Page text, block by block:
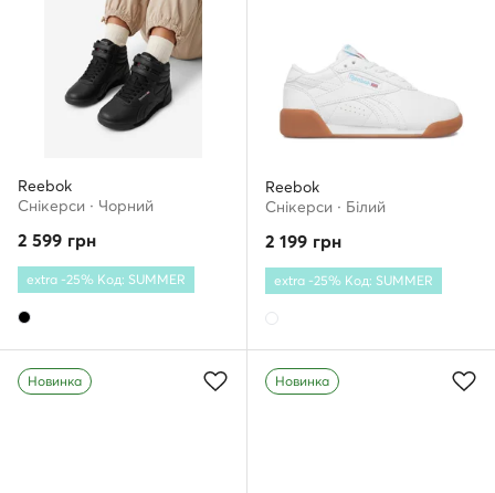
Reebok
Снікерcи · Чорний
2 599 грн
extra -25% Код: SUMMER
Reebok
Снікерcи · Білий
2 199 грн
extra -25% Код: SUMMER
Новинка Новинка